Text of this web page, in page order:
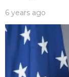
6 years ago